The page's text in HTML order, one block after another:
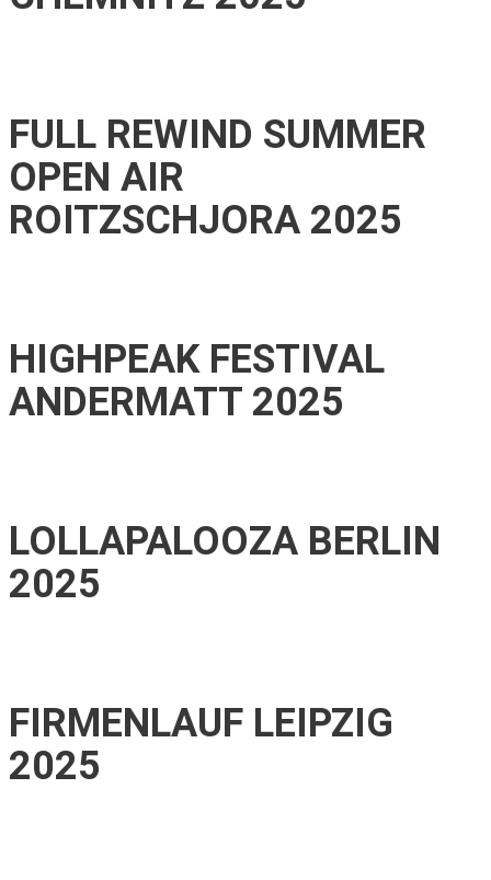
FULL REWIND SUMMER
OPEN AIR
ROITZSCHJORA 2025
HIGHPEAK FESTIVAL
ANDERMATT 2025
LOLLAPALOOZA BERLIN
2025
FIRMENLAUF LEIPZIG
2025